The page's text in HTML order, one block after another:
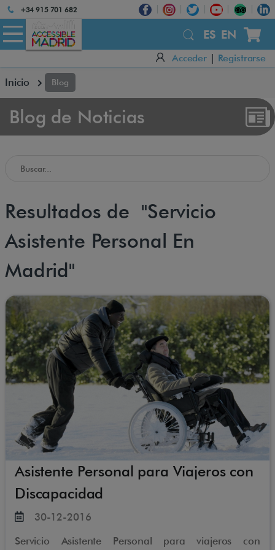
Atención:
Este
sitio
cuenta
un
sistema
de
accesibilidad.
+34 915 701 682
ES EN
Acceder Registrarse
Inicio Blog
Blog de Noticias
Buscar en el Blog de Accessible Madrid
Resultados de "Servicio
Asistente Personal En
Madrid"
Asistente Personal para Viajeros con
Discapacidad
30-12-2016
Servicio Asistente Personal para viajeros con